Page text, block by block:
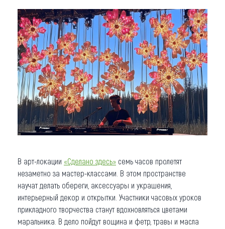
В арт-локации «Сделано здесь» семь часов пролетят
незаметно за мастер-классами. В этом пространстве
научат делать обереги, аксессуары и украшения,
интерьерный декор и открытки. Участники часовых уроков
прикладного творчества станут вдохновляться цветами
маральника. В дело пойдут вощина и фетр, травы и масла